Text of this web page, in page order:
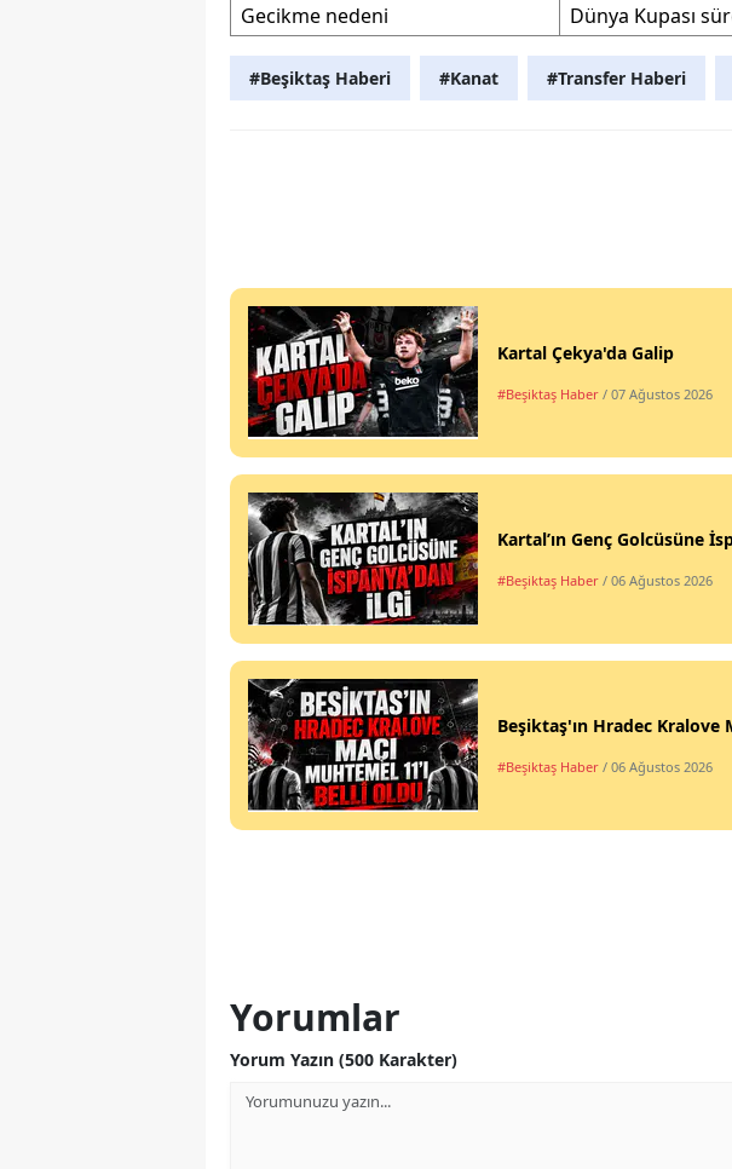
Gecikme nedeni
Dünya Kupası
#Beşiktaş Haberi #Kanat #Transfer Haberi
Kartal Çekya'da Galip
#Beşiktaş Haber / 07 Ağustos 2026
Kartal’ın Genç Golcüsüne
#Beşiktaş Haber / 06 Ağustos 2026
Beşiktaş'ın Hradec Kralove
#Beşiktaş Haber / 06 Ağustos 2026
Yorumlar
Yorum Yazın (500 Karakter)